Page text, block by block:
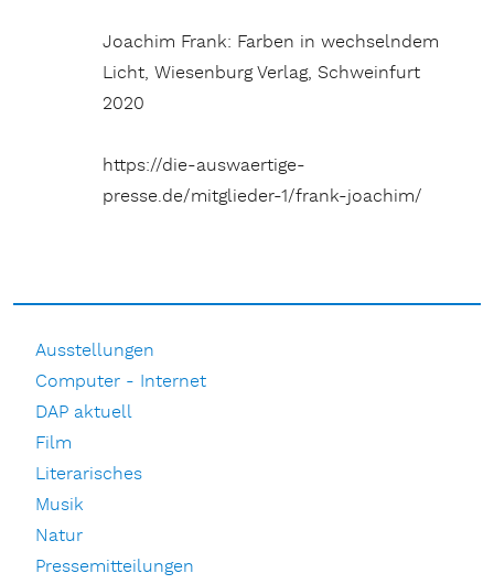
Joachim Frank: Farben in wechselndem
Licht, Wiesenburg Verlag, Schweinfurt
2020
https://die-auswaertige-
presse.de/mitglieder-1/frank-joachim/
Ausstellungen
Computer - Internet
DAP aktuell
Film
Literarisches
Musik
Natur
Pressemitteilungen